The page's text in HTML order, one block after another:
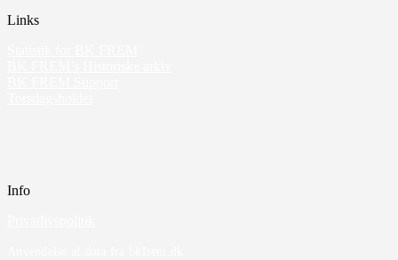
Links
Info